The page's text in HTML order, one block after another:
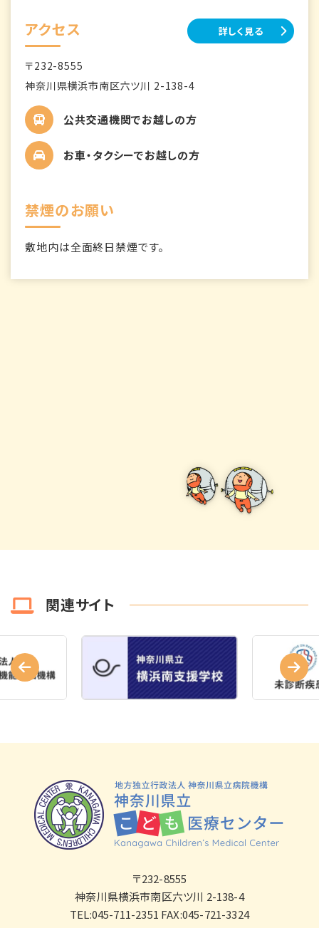
アクセス 詳しく見る
〒232-8555
神奈川県横浜市南区六ツ川 2-138-4
公共交通機関でお越しの方
お車・タクシーでお越しの方
禁煙のお願い
敷地内は全面終日禁煙です。
関連サイト
〒232-8555
神奈川県横浜市南区六ツ川 2-138-4
TEL:045-711-2351 FAX:045-721-3324